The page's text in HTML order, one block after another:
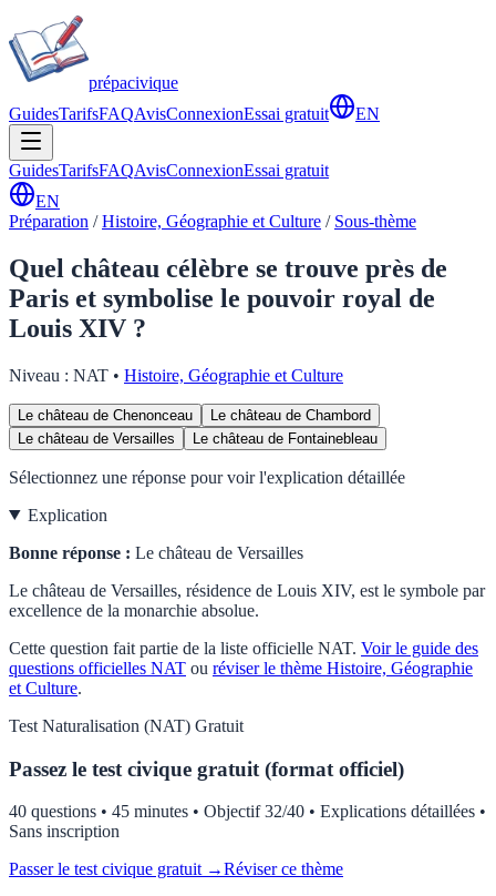
prépacivique
GuidesTarifsFAQAvisConnexionEssai gratuit EN
GuidesTarifsFAQAvisConnexionEssai gratuit
EN
Préparation /Histoire, Géographie et Culture / Sous-thème
Quel château célèbre se trouve près de
Paris et symbolise le pouvoir royal de
Louis XIV ?
Niveau : NAT • Histoire, Géographie et Culture
Le château de Chenonceau
Le château de Chambord
Le château de Versailles
Le château de Fontainebleau
Sélectionnez une réponse pour voir l'explication détaillée
Explication
Bonne réponse : Le château de Versailles
Le château de Versailles, résidence de Louis XIV, est le symbole par
excellence de la monarchie absolue.
Cette question fait partie de la liste officielle NAT. Voir le guide des
questions officielles NAT ou réviser le thème Histoire, Géographie
et Culture.
Test Naturalisation (NAT) Gratuit
Passez le test civique gratuit (format officiel)
40 questions • 45 minutes • Objectif 32/40 • Explications détaillées •
Sans inscription
Passer le test civique gratuit →Réviser ce thème